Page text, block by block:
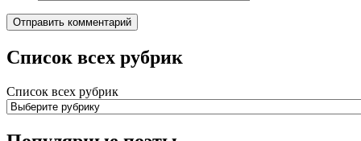
Список всех рубрик
Список всех рубрик